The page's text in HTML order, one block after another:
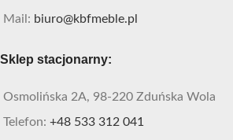
Mail: biuro@kbfmeble.pl
Sklep stacjonarny:
Osmolińska 2A, 98-220 Zduńska Wola
Telefon: +48 533 312 041